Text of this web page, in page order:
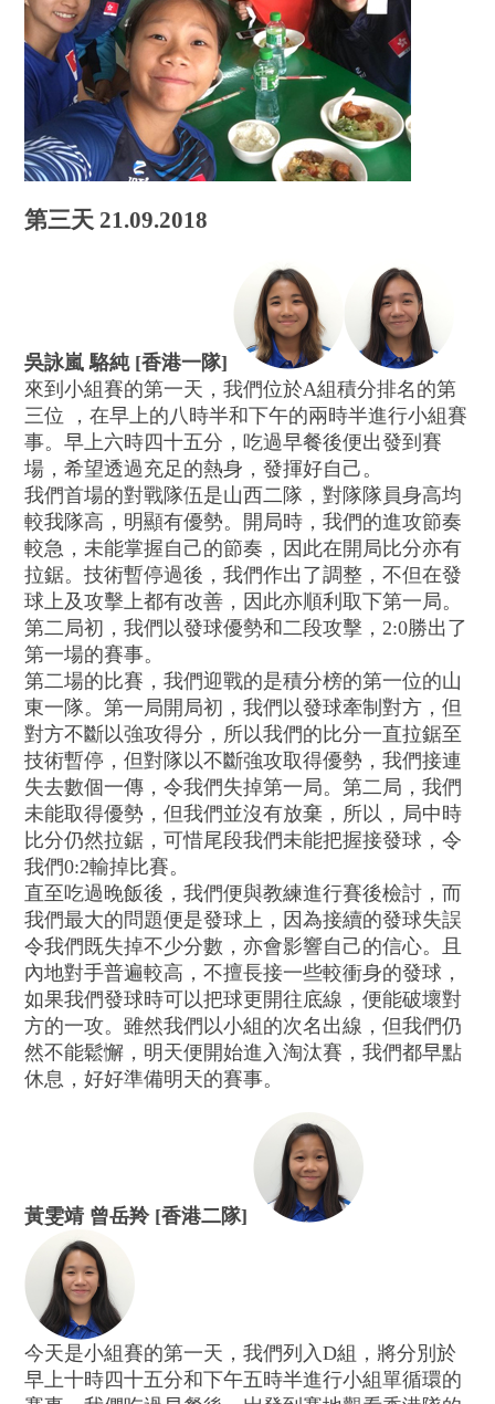
第三天 21.09.2018
吳詠嵐 駱純 [香港一隊]
來到小組賽的第一天，我們位於A組積分排名的第
三位 ，在早上的八時半和下午的兩時半進行小組賽
事。早上六時四十五分，吃過早餐後便出發到賽
場，希望透過充足的熱身，發揮好自己。
我們首場的對戰隊伍是山西二隊，對隊隊員身高均
較我隊高，明顯有優勢。開局時，我們的進攻節奏
較急，未能掌握自己的節奏，因此在開局比分亦有
拉鋸。技術暫停過後，我們作出了調整，不但在發
球上及攻擊上都有改善，因此亦順利取下第一局。
第二局初，我們以發球優勢和二段攻擊，2:0勝出了
第一場的賽事。
第二場的比賽，我們迎戰的是積分榜的第一位的山
東一隊。第一局開局初，我們以發球牽制對方，但
對方不斷以強攻得分，所以我們的比分一直拉鋸至
技術暫停，但對隊以不斷強攻取得優勢，我們接連
失去數個一傳，令我們失掉第一局。第二局，我們
未能取得優勢，但我們並沒有放棄，所以，局中時
比分仍然拉鋸，可惜尾段我們未能把握接發球，令
我們0:2輸掉比賽。
直至吃過晚飯後，我們便與教練進行賽後檢討，而
我們最大的問題便是發球上，因為接續的發球失誤
令我們既失掉不少分數，亦會影響自己的信心。且
內地對手普遍較高，不擅長接一些較衝身的發球，
如果我們發球時可以把球更開往底線，便能破壞對
方的一攻。雖然我們以小組的次名出線，但我們仍
然不能鬆懈，明天便開始進入淘汰賽，我們都早點
休息，好好準備明天的賽事。
黃雯靖 曾岳羚 [香港二隊]
今天是小組賽的第一天，我們列入D組，將分別於
早上十時四十五分和下午五時半進行小組單循環的